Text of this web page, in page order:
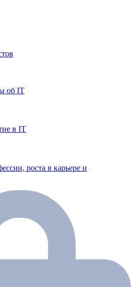
об IT
в IT
роста в карьере и